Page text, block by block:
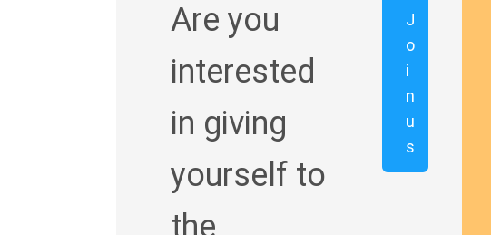
Are you
interested
in giving
yourself to
the
J
o
i
n
u
s